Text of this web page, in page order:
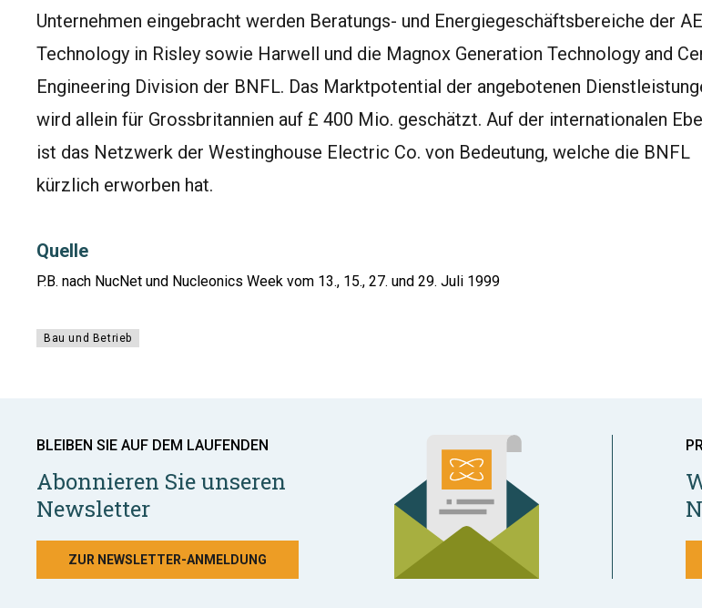
Unternehmen eingebracht werden Beratungs- und Energiegeschäftsbereiche der
Technology in Risley sowie Harwell und die Magnox Generation Technology and
Engineering Division der BNFL. Das Marktpotential der angebotenen
wird allein für Grossbritannien auf £ 400 Mio. geschätzt. Auf der internationalen
ist das Netzwerk der Westinghouse Electric Co. von Bedeutung, welche die BNFL
kürzlich erworben hat.
Quelle
P.B. nach NucNet und Nucleonics Week vom 13., 15., 27. und 29. Juli 1999
Bau und Betrieb
BLEIBEN SIE AUF DEM LAUFENDEN
Abonnieren Sie unseren
Newsletter
ZUR NEWSLETTER-ANMELDUNG